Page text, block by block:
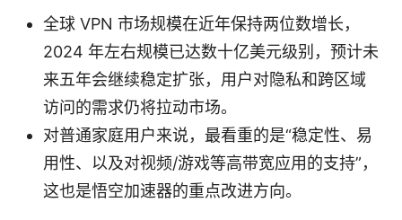
全球 VPN 市场规模在近年保持两位数增长，
2024 年左右规模已达数十亿美元级别，预计未
来五年会继续稳定扩张，用户对隐私和跨区域
访问的需求仍将拉动市场。
对普通家庭用户来说，最看重的是“稳定性、易
用性、以及对视频/游戏等高带宽应用的支持”，
这也是悟空加速器的重点改进方向。